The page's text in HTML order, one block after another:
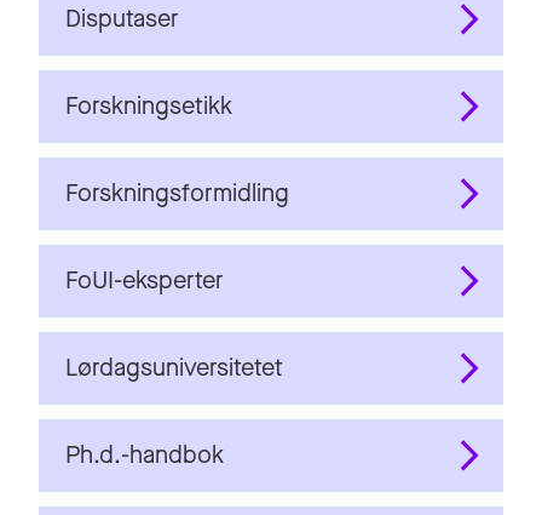
Disputaser
Forskningsetikk
Forskningsformidling
FoUI-eksperter
Lørdagsuniversitetet
Ph.d.-handbok